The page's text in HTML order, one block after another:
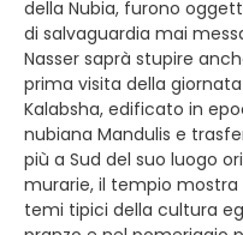
della Nubia, furono
di salvaguardia mai
Nasser saprà stupire
prima visita della
Kalabsha, edificato in
nubiana Mandulis e
più a Sud del suo luogo
murarie, il tempio
temi tipici della cultura